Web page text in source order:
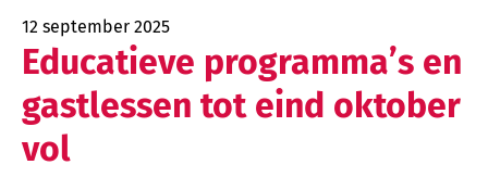
12 september 2025
Educatieve programma’s en
gastlessen tot eind oktober
vol